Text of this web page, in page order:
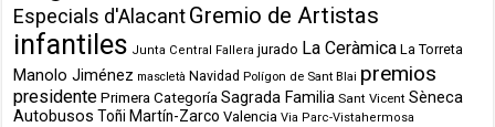
Especials d'AlacantGremio de Artistas
infantiles Junta Central Fallera jurado La Ceràmica La Torreta
Manolo Jiménez mascletà Navidad Polígon de Sant Blai premios
presidente Primera Categoría Sagrada Familia Sant Vicent Sèneca
Autobusos Toñi Martín-Zarco Valencia Via Parc-Vistahermosa